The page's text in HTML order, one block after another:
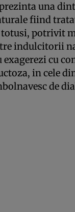
una
fiind
totusi, potrivit
indulcitorii
exagerezi cu
in cele
de